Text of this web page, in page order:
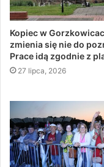
Kopiec w
zmienia się nie do
Prace idą zgodnie z
27 lipca, 2026